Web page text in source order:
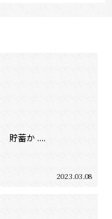
貯蓄か ....
2023.03.08